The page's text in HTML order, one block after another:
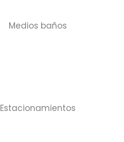
Medios baños
Estacionamientos